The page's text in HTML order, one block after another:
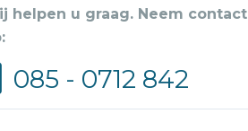
helpen u graag. Neem contact
085 - 0712 842